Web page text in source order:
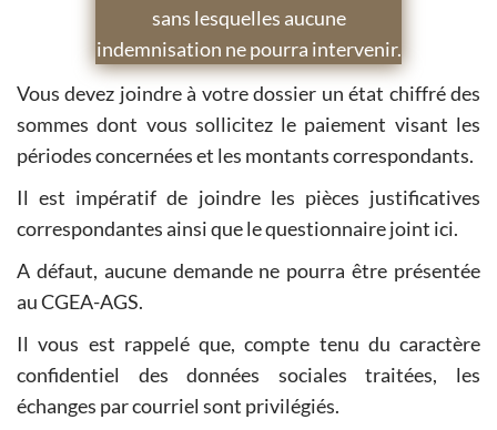
sans lesquelles aucune
indemnisation ne pourra intervenir.
Vous devez joindre à votre dossier un état chiffré des
sommes dont vous sollicitez le paiement visant les
périodes concernées et les montants correspondants.
Il est impératif de joindre les pièces justificatives
correspondantes ainsi que le questionnaire joint ici.
A défaut, aucune demande ne pourra être présentée
au CGEA-AGS.
Il vous est rappelé que, compte tenu du caractère
confidentiel des données sociales traitées, les
échanges par courriel sont privilégiés.